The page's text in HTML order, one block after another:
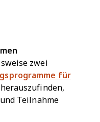
zwei
für
Teilnahme